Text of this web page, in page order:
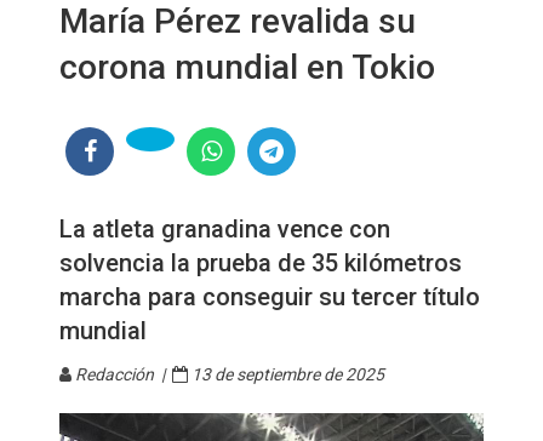
María Pérez revalida su
corona mundial en Tokio
La atleta granadina vence con
solvencia la prueba de 35 kilómetros
marcha para conseguir su tercer título
mundial
Redacción | 13 de septiembre de 2025